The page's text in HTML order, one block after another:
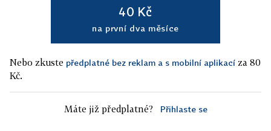
40 Kč
na první dva měsíce
Nebo zkuste předplatné bez reklam a s mobilní aplikací za 80
Kč.
Máte již předplatné? Přihlaste se